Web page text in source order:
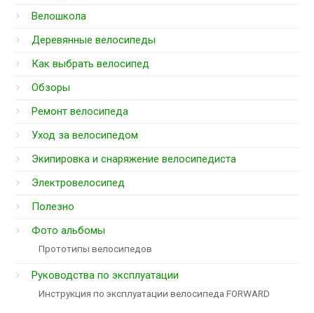
Велошкола
Деревянные велосипеды
Как выбрать велосипед
Обзоры
Ремонт велосипеда
Уход за велосипедом
Экипировка и снаряжение велосипедиста
Электровелосипед
Полезно
Фото альбомы
Прототипы велосипедов
Руководства по эксплуатации
Инструкция по эксплуатации велосипеда FORWARD